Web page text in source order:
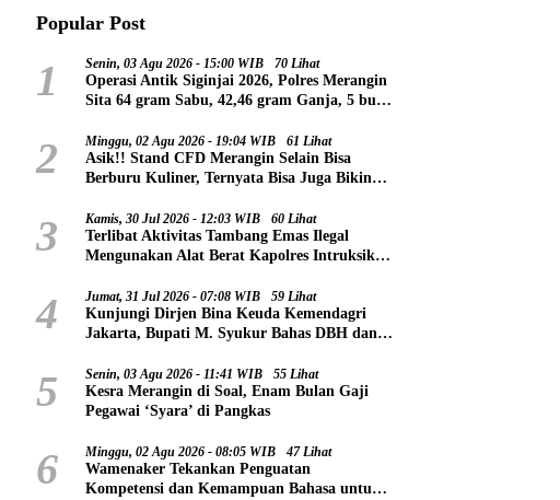
Popular Post
1 Senin, 03 Agu 2026 - 15:00 WIB 70 Lihat
Operasi Antik Siginjai 2026, Polres Merangin
Sita 64 gram Sabu, 42,46 gram Ganja, 5 butir
2 Minggu, 02 Agu 2026 - 19:04 WIB 61 Lihat
Asik!! Stand CFD Merangin Selain Bisa
Berburu Kuliner, Ternyata Bisa Juga Bikin
3 Kamis, 30 Jul 2026 - 12:03 WIB 60 Lihat
Terlibat Aktivitas Tambang Emas Ilegal
Mengunakan Alat Berat Kapolres Intruksikan
SD 94 Desa Tanjung Mudo
4 Jumat, 31 Jul 2026 - 07:08 WIB 59 Lihat
Kunjungi Dirjen Bina Keuda Kemendagri
Jakarta, Bupati M. Syukur Bahas DBH dan
5 Senin, 03 Agu 2026 - 11:41 WIB 55 Lihat
Kesra Merangin di Soal, Enam Bulan Gaji
Pegawai ‘Syara’ di Pangkas
6 Minggu, 02 Agu 2026 - 08:05 WIB 47 Lihat
Wamenaker Tekankan Penguatan
Kompetensi dan Kemampuan Bahasa untuk